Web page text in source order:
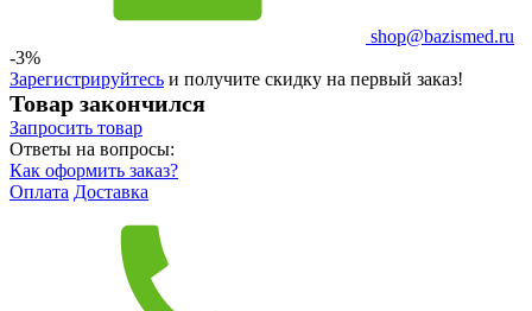
shop@bazismed.ru
-3%
Зарегистрируйтесь и получите скидку на первый заказ!
Товар закончился
Запросить товар
Ответы на вопросы:
Как оформить заказ?
Оплата Доставка